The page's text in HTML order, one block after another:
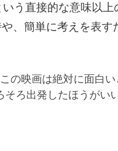
う直接的な意味以上
、簡単に考えを表す
映画は絶対に面白い
ろ出発したほうがい